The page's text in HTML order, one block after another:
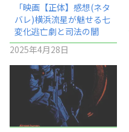
「映画【正体】感想(ネタ
バレ)横浜流星が魅せる七
変化逃亡劇と司法の闇
2025年4月28日